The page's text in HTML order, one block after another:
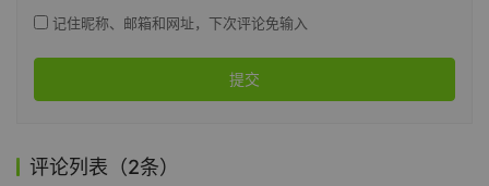
记住昵称、邮箱和网址，下次评论免输入
提交
评论列表（2条）